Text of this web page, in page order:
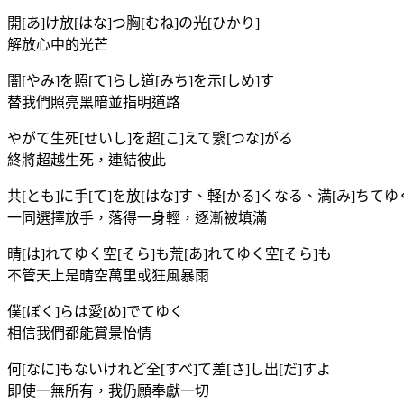
開[あ]け放[はな]つ胸[むね]の光[ひかり]
解放心中的光芒
闇[やみ]を照[て]らし道[みち]を示[しめ]す
替我們照亮黑暗並指明道路
やがて生死[せいし]を超[こ]えて繋[つな]がる
終將超越生死，連結彼此
共[とも]に手[て]を放[はな]す、軽[かる]くなる、満[み]ちてゆ
一同選擇放手，落得一身輕，逐漸被填滿
晴[は]れてゆく空[そら]も荒[あ]れてゆく空[そら]も
不管天上是晴空萬里或狂風暴雨
僕[ぼく]らは愛[め]でてゆく
相信我們都能賞景怡情
何[なに]もないけれど全[すべ]て差[さ]し出[だ]すよ
即使一無所有，我仍願奉獻一切